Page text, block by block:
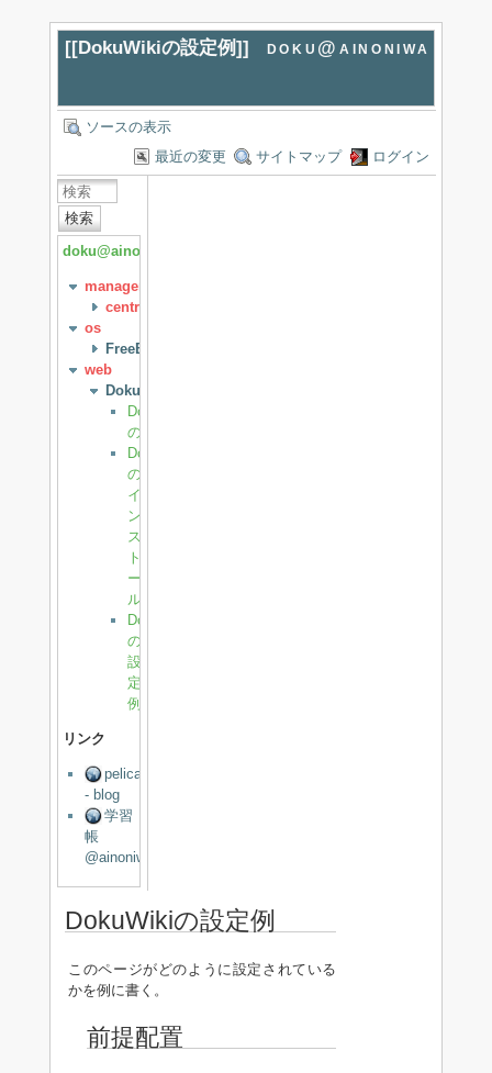
[[DokuWikiの設定例]] doku@ainoniwa
ソースの表示
最近の変更
サイトマップ ログイン
検索
doku@ainoniwa
management
centreon
os
FreeBSD
web
DokuWiki
Dokuwiki
の.htaccess
DokuWiki
の
イ
ン
ス
ト
ー
ル
DokuWiki
の
設
定
例
リンク
pelican
- blog
学習
帳
@ainoniwa.net
DokuWikiの設定例
このページがどのように設定されている
かを例に書く。
前提配置